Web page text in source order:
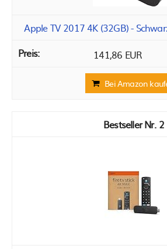
Apple TV 2017 4K (32GB) -
141,86 EUR
Bei Amazon
2